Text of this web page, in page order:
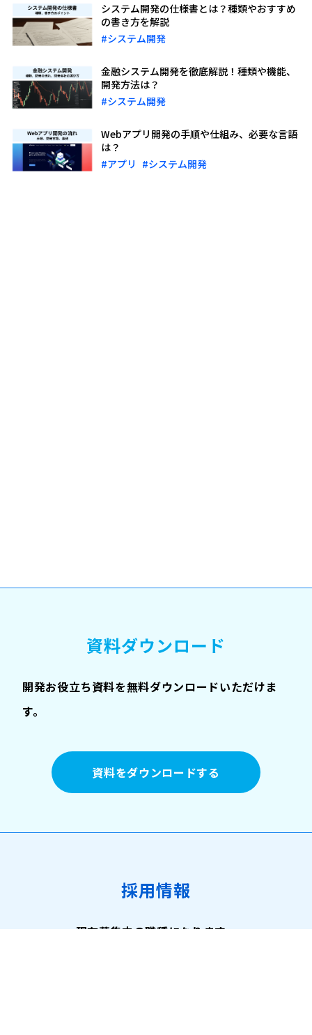
システム開発の仕様書とは？種類やおすすめ
の書き方を解説
#システム開発
金融システム開発を徹底解説！種類や機能、
開発方法は？
#システム開発
Webアプリ開発の手順や仕組み、必要な言語
は？
#アプリ #システム開発
資料ダウンロード
開発お役立ち資料を無料ダウンロードいただけま
す。
資料をダウンロードする
採用情報
現在募集中の職種になります。